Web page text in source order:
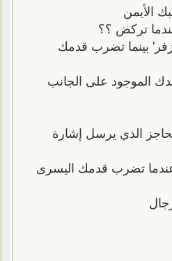
الأيمن
تركض ؟؟
بينما تضرب قدمك
الموجود على الجانب
الذي يرسل إشارة
تضرب قدمك اليسرى